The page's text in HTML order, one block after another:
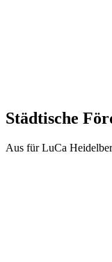
Städtische
Aus für LuCa